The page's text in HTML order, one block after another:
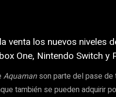
venta los nuevos niveles
One, Nintendo Switch y
Aquamanson parte del pase de
también se pueden adquirir